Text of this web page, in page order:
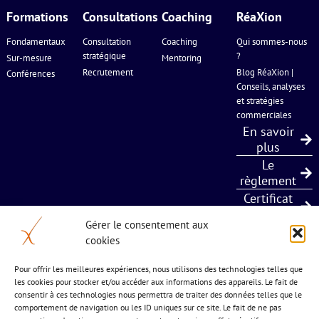
Gérer le consentement aux
cookies
Pour offrir les meilleures expériences, nous utilisons des technologies telles que
les cookies pour stocker et/ou accéder aux informations des appareils. Le fait de
consentir à ces technologies nous permettra de traiter des données telles que le
comportement de navigation ou les ID uniques sur ce site. Le fait de ne pas
Formations
Fondamentaux
Sur-mesure
Conférences
Consultations
Consultation
stratégique
Recrutement
Coaching
Coaching
Mentoring
RéaXion
Qui sommes-nous
?
Blog RéaXion |
Conseils, analyses
et stratégies
commerciales
En savoir
plus
Le
règlement
Certificat
5 bis chemin de l’estagnol
34 570 St Paul et Valmalle
04 677 24 883